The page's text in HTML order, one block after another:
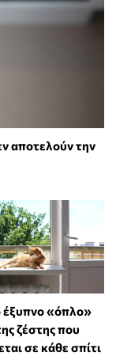
αποτελούν την
έξυπνο «όπλο»
ζέστης που
σε κάθε σπίτι